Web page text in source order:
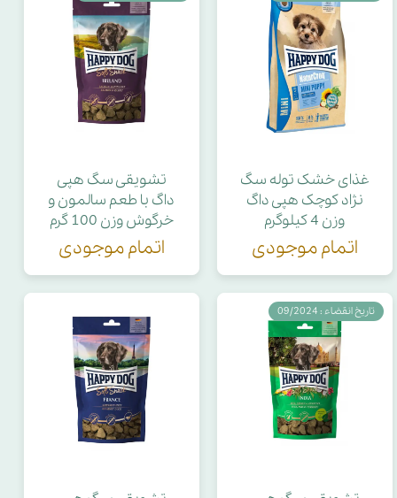
غذای خشک توله سگ
نژاد کوچک هپی داگ
وزن 4 کیلوگرم
اتمام موجودی
تشویقی سگ هپی
داگ با طعم سالمون و
خرگوش وزن 100 گرم
اتمام موجودی
تاریخ انقضاء : 09/2024